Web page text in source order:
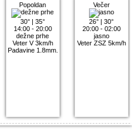
Popoldan
30° |35°
14:00 - 20:00
dežne prhe
Veter V 3km/h
Padavine 1.8mm.
Večer
26° |30°
20:00 - 02:00
jasno
Veter ZSZ 5km/h